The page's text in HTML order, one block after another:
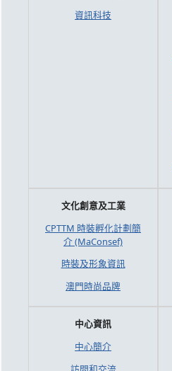
資訊科技
文化創意及工業
CPTTM 時裝孵化計劃簡
介 (MaConsef)
時裝及形象資訊
澳門時尚品牌
中心資訊
中心簡介